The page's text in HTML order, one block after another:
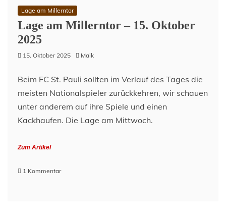
Hamburger
Podcast-
Nacht
Lage am Millerntor
Lage am Millerntor – 15. Oktober
2025
15. Oktober 2025 Maik
Beim FC St. Pauli sollten im Verlauf des Tages die
meisten Nationalspieler zurückkehren, wir schauen
unter anderem auf ihre Spiele und einen
Kackhaufen. Die Lage am Mittwoch.
Zum Artikel
1 Kommentarzu